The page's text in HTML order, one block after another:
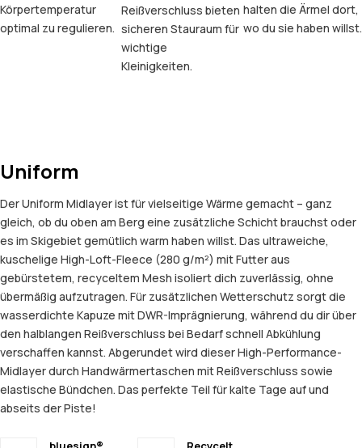
Körpertemperatur
optimal zu regulieren.
Reißverschluss bieten
sicheren Stauraum für
wichtige
Kleinigkeiten.
halten die Ärmel dort,
wo du sie haben willst.
Uniform
Der Uniform Midlayer ist für vielseitige Wärme gemacht – ganz
gleich, ob du oben am Berg eine zusätzliche Schicht brauchst oder
es im Skigebiet gemütlich warm haben willst. Das ultraweiche,
kuschelige High-Loft-Fleece (280 g/m²) mit Futter aus
gebürstetem, recyceltem Mesh isoliert dich zuverlässig, ohne
übermäßig aufzutragen. Für zusätzlichen Wetterschutz sorgt die
wasserdichte Kapuze mit DWR-Imprägnierung, während du dir über
den halblangen Reißverschluss bei Bedarf schnell Abkühlung
verschaffen kannst. Abgerundet wird dieser High-Performance-
Midlayer durch Handwärmertaschen mit Reißverschluss sowie
elastische Bündchen. Das perfekte Teil für kalte Tage auf und
abseits der Piste!